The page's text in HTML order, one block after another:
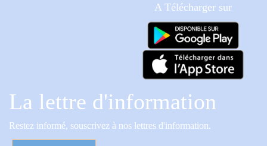
A Télécharger sur
La lettre d'information
Restez informé, souscrivez à nos lettres d'information.